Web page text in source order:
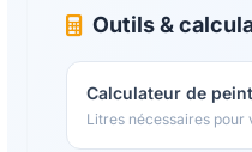
Outils &
Calculateur de
Litres nécessaires pour